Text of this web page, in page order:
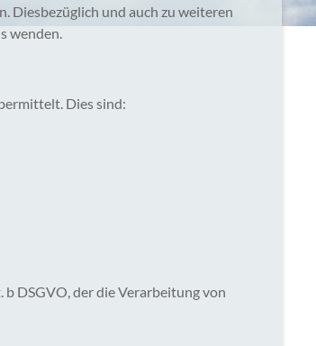
Diesbezüglich und auch zu weiteren
wenden.
Dies sind:
DSGVO, der die Verarbeitung von